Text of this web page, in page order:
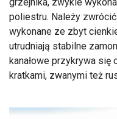
grzejnika, zwykle
poliestru. Należy
wykonane ze zbyt
utrudniają stabilne
kanałowe przykrywa
kratkami, zwanymi też